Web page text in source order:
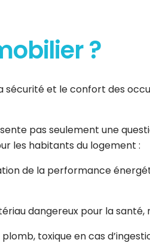
?
et le confort des
pas seulement une
les habitants du logement :
de la performance
dangereux pour la santé,
toxique en cas